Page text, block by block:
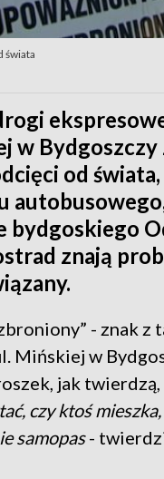
świata
w Bydgoszczy
od
bydgoskiego
znają
- znak
Mińskiej w
jak
czy ktoś
samopas-